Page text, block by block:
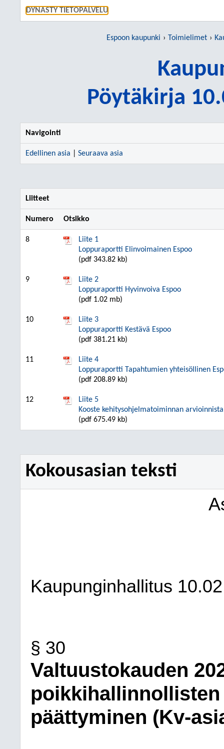
DYNASTY TIETOPALVELU
Espoon kaupunki Toimielimet
Pöytäkirja
Navigointi
Edellinen asia Seuraava asia
Liitteet
Numero Otsikko
8
Liite 1
Loppuraportti Elinvoimainen Espoo
(pdf 343.82 kb)
9
Liite 2
Loppuraportti Hyvinvoiva Espoo
(pdf 1.02 mb)
10
Liite 3
Loppuraportti Kestävä Espoo
(pdf 381.21 kb)
11
Liite 4
Loppuraportti Tapahtumien yhteisöllinen
(pdf 208.89 kb)
12
Liite 5
Kooste kehitysohjelmatoiminnan arvioinnista
(pdf 675.49 kb)
Kokousasian teksti
Kaupunginhallitus
§ 30
Valtuustokauden
päättyminen (Kv-